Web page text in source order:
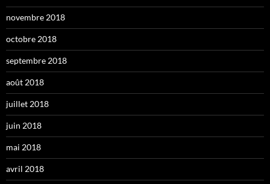
novembre 2018
octobre 2018
septembre 2018
août 2018
juillet 2018
juin 2018
mai 2018
avril 2018